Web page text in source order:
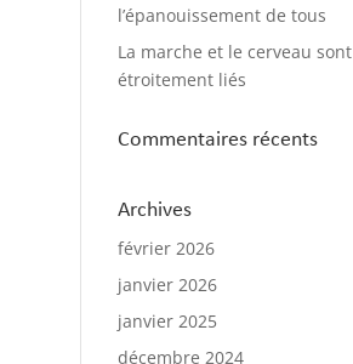
l’épanouissement de tous
La marche et le cerveau sont
étroitement liés
Commentaires récents
Archives
février 2026
janvier 2026
janvier 2025
décembre 2024